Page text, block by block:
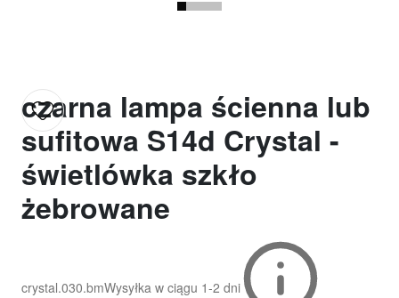
czarna lampa ścienna lub
sufitowa S14d Crystal -
świetlówka szkło
żebrowane
crystal.030.bmWysyłka w ciągu 1-2 dni